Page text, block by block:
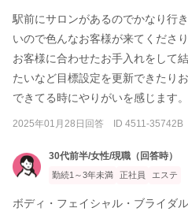
駅前にサロンがあるのでかなり行
いので色んなお客様が来てくださ
お客様に合わせたお手入れをして
たいなど目標設定を更新できたり
できてる時にやりがいを感じます。
2025年01月28日回答 ID 4511-35742B
30代前半/女性/現職（回答時）
勤続1～3年未満
正社員 エステ
ボディ・フェイシャル・ブライダ